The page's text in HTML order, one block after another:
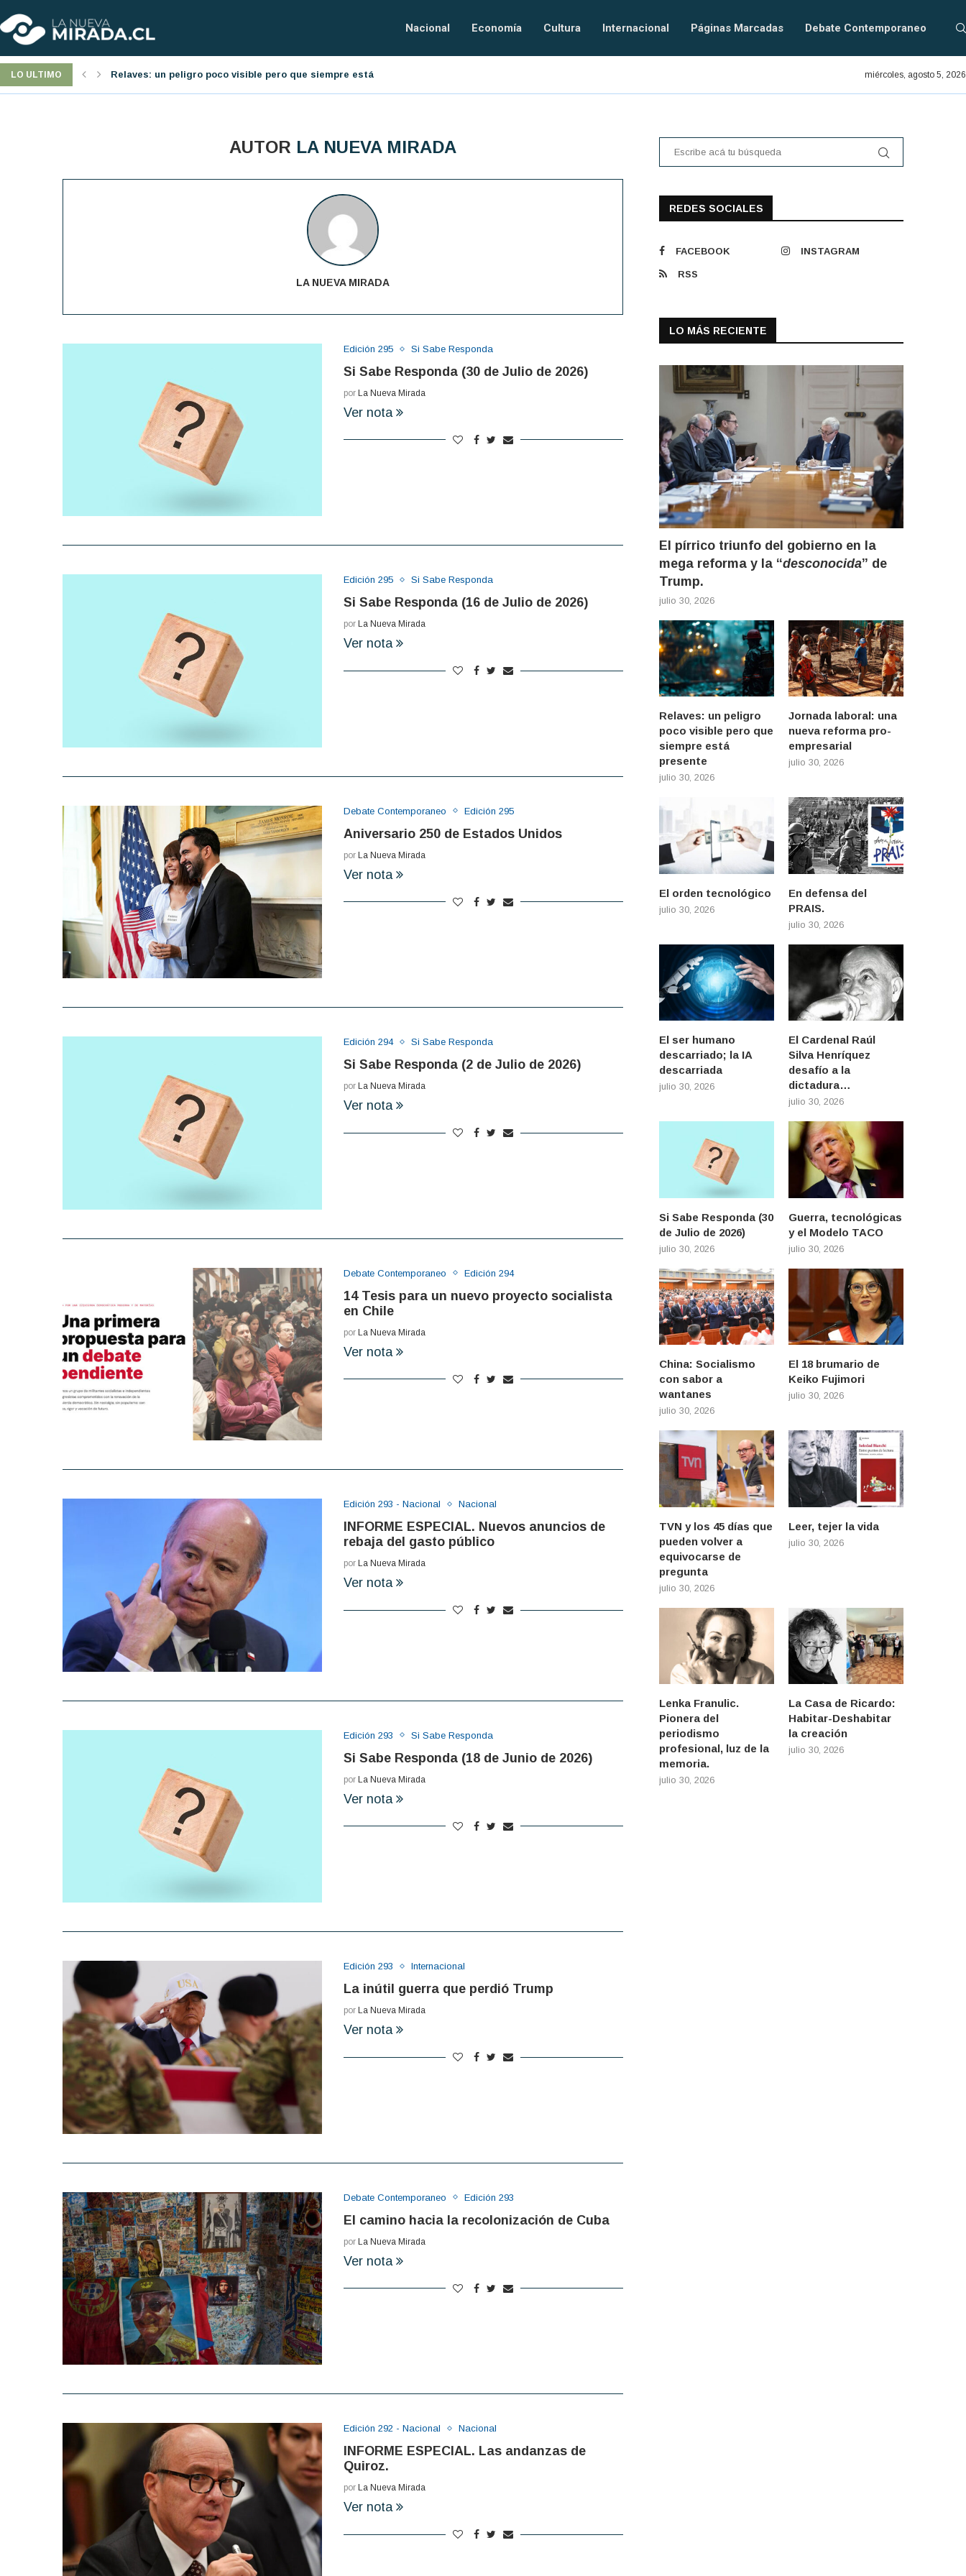
Nacional Economía Cultura Internacional Páginas Marcadas Debate Contemporaneo
LO ULTIMO Jornada laboral: una nueva reforma pro-empresarial En defensa del PRAIS.
miércoles, agosto 5, 2026
AUTOR LA NUEVA MIRADA
LA NUEVA MIRADA
Edición 295 Si Sabe Responda
Si Sabe Responda (30 de Julio de 2026)
por La Nueva Mirada
Ver nota
Edición 295 Si Sabe Responda
Si Sabe Responda (16 de Julio de 2026)
por La Nueva Mirada
Ver nota
Debate Contemporaneo Edición 295
Aniversario 250 de Estados Unidos
por La Nueva Mirada
Ver nota
Edición 294 Si Sabe Responda
Si Sabe Responda (2 de Julio de 2026)
por La Nueva Mirada
Ver nota
Debate Contemporaneo Edición 294
14 Tesis para un nuevo proyecto socialista
en Chile
por La Nueva Mirada
Ver nota
Edición 293 - Nacional Nacional
INFORME ESPECIAL. Nuevos anuncios de
rebaja del gasto público
por La Nueva Mirada
Ver nota
Edición 293 Si Sabe Responda
Si Sabe Responda (18 de Junio de 2026)
por La Nueva Mirada
Ver nota
Edición 293 Internacional
La inútil guerra que perdió Trump
por La Nueva Mirada
Ver nota
Debate Contemporaneo Edición 293
El camino hacia la recolonización de Cuba
por La Nueva Mirada
Ver nota
Edición 292 - Nacional Nacional
INFORME ESPECIAL. Las andanzas de
Quiroz.
por La Nueva Mirada
Ver nota
REDES SOCIALES
FACEBOOK INSTAGRAM
RSS
LO MÁS RECIENTE
El pírrico triunfo del gobierno en la
mega reforma y la “desconocida” de
Trump.
julio 30, 2026
Relaves: un peligro
poco visible pero que
siempre está
presente
julio 30, 2026
Jornada laboral: una
nueva reforma pro-
empresarial
julio 30, 2026
El orden tecnológico
julio 30, 2026
En defensa del
PRAIS.
julio 30, 2026
El ser humano
descarriado; la IA
descarriada
julio 30, 2026
El Cardenal Raúl
Silva Henríquez
desafío a la
dictadura…
julio 30, 2026
Si Sabe Responda (30
de Julio de 2026)
julio 30, 2026
Guerra, tecnológicas
y el Modelo TACO
julio 30, 2026
China: Socialismo
con sabor a
wantanes
julio 30, 2026
El 18 brumario de
Keiko Fujimori
julio 30, 2026
TVN y los 45 días que
pueden volver a
equivocarse de
pregunta
julio 30, 2026
Leer, tejer la vida
julio 30, 2026
Lenka Franulic.
Pionera del
periodismo
profesional, luz de la
memoria.
julio 30, 2026
La Casa de Ricardo:
Habitar-Deshabitar
la creación
julio 30, 2026